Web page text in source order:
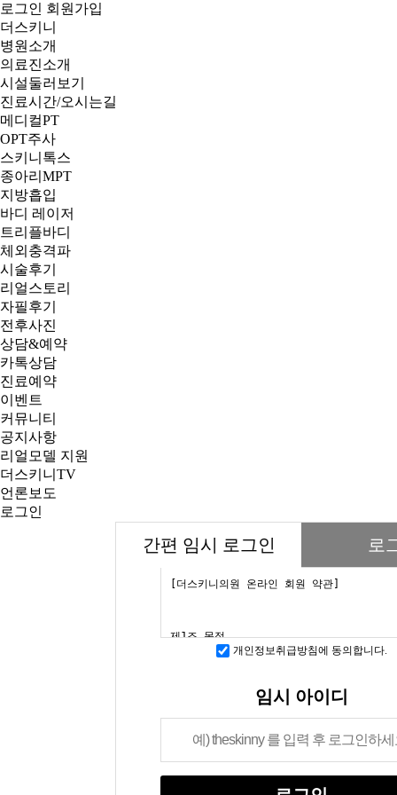
로그인 회원가입
더스키니
병원소개
의료진소개
시설둘러보기
진료시간/오시는길
메디컬PT
OPT주사
스키니톡스
종아리MPT
지방흡입
바디 레이저
트리플바디
체외충격파
시술후기
리얼스토리
자필후기
전후사진
상담&예약
카톡상담
진료예약
이벤트
커뮤니티
공지사항
리얼모델 지원
더스키니TV
언론보도
로그인
간편 임시 로그인 로
개인정보취급방침에 동의합니다.
임시 아이디